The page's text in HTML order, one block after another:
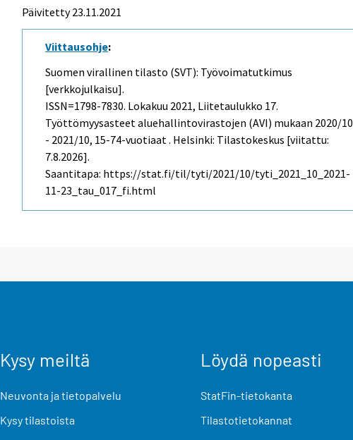
Päivitetty 23.11.2021
Viittausohje:
Suomen virallinen tilasto (SVT): Työvoimatutkimus
[verkkojulkaisu].
ISSN=1798-7830. Lokakuu 2021, Liitetaulukko 17.
Työttömyysasteet aluehallintovirastojen (AVI) mukaan 2020/10
- 2021/10, 15-74-vuotiaat . Helsinki: Tilastokeskus [viitattu:
7.8.2026].
Saantitapa: https://stat.fi/til/tyti/2021/10/tyti_2021_10_2021-
11-23_tau_017_fi.html
Kysy meiltä
Neuvonta ja tietopalvelu
Kysy tilastoista
Löydä nopeasti
StatFin-tietokanta
Tilastotietokannat